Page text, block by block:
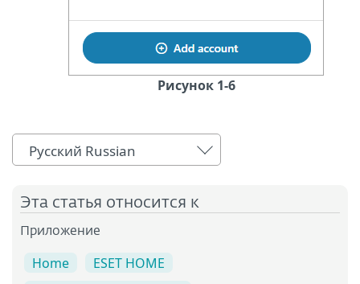
Рисунок 1-6
Русский Russian
Эта статья относится к
Приложение
Home
ESET HOME